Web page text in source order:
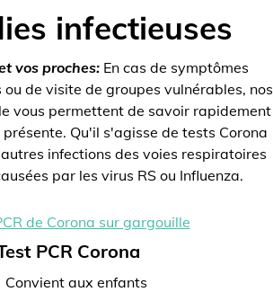
infectieuses
vos proches: En cas de symptômes
de visite de groupes vulnérables, nos
vous permettent de savoir rapidement
Qu'il s'agisse de tests Corona
infections des voies respiratoires
par les virus RS ou Influenza.
PCR Corona
Convient aux enfants